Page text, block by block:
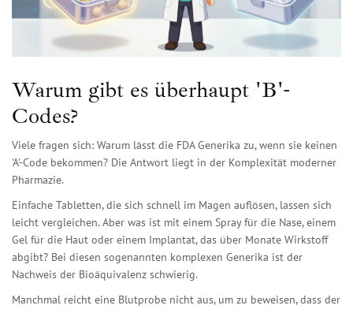
Warum gibt es überhaupt 'B'-
Codes?
Viele fragen sich: Warum lässt die FDA Generika zu, wenn sie keinen
'A'-Code bekommen? Die Antwort liegt in der Komplexität moderner
Pharmazie.
Einfache Tabletten, die sich schnell im Magen auflösen, lassen sich
leicht vergleichen. Aber was ist mit einem Spray für die Nase, einem
Gel für die Haut oder einem Implantat, das über Monate Wirkstoff
abgibt? Bei diesen sogenannten komplexen Generika ist der
Nachweis der Bioäquivalenz schwierig.
Manchmal reicht eine Blutprobe nicht aus, um zu beweisen, dass der